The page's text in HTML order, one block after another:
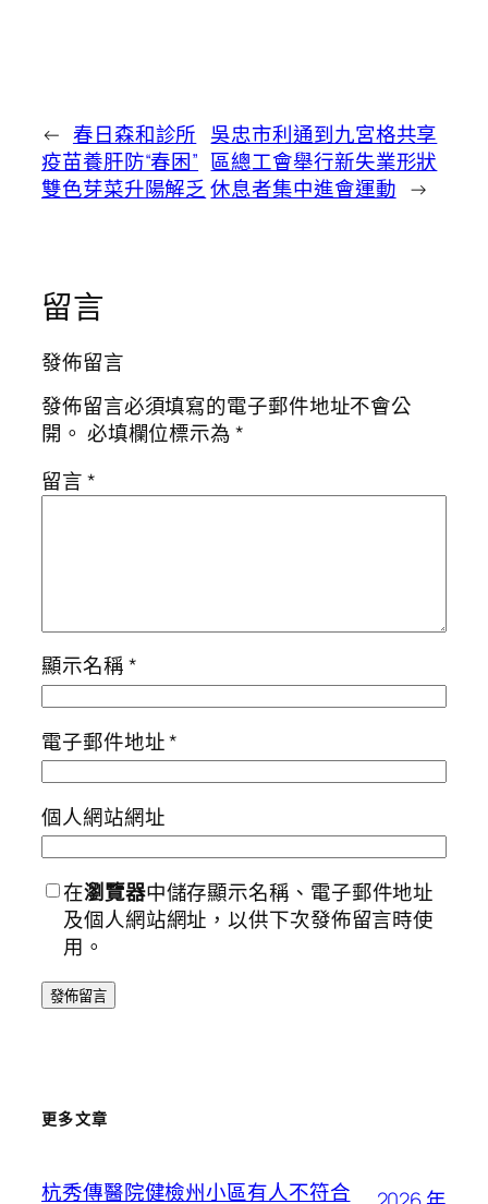
← 春日森和診所
疫苗養肝防“春困”
雙色芽菜升陽解乏
吳忠市利通到九宮格共享
區總工會舉行新失業形狀
休息者集中進會運動 →
留言
發佈留言
發佈留言必須填寫的電子郵件地址不會公
開。 必填欄位標示為*
留言*
顯示名稱*
電子郵件地址*
個人網站網址
在瀏覽器中儲存顯示名稱、電子郵件地址
及個人網站網址，以供下次發佈留言時使
用。
更多文章
杭秀傳醫院健檢州小區有人不符合